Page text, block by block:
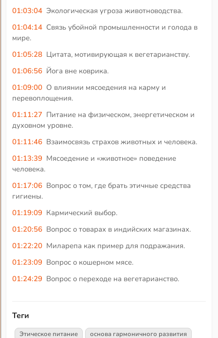
01:03:04 Экологическая угроза животноводства.
01:04:14 Связь убойной промышленности и голода в
мире.
01:05:28 Цитата, мотивирующая к вегетарианству.
01:06:56 Йога вне коврика.
01:09:00 О влиянии мясоедения на карму и
перевоплощения.
01:11:27 Питание на физическом, энергетическом и
духовном уровне.
01:11:46 Взаимосвязь страхов животных и человека.
01:13:39 Мясоедение и «животное» поведение
человека.
01:17:06 Вопрос о том, где брать этичные средства
гигиены.
01:19:09 Кармический выбор.
01:20:56 Вопрос о товарах в индийских магазинах.
01:22:20 Миларепа как пример для подражания.
01:23:09 Вопрос о кошерном мясе.
01:24:29 Вопрос о переходе на вегетарианство.
Теги
Этическое питание основа гармоничного развития